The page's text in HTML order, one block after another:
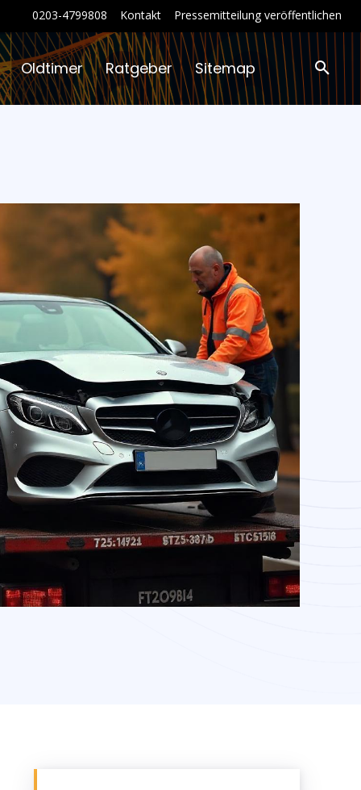
0203-4799808 Kontakt Pressemitteilung veröffentlichen
Oldtimer Ratgeber Sitemap